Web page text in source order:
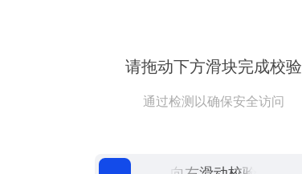
请拖动下方滑块完成校验
通过检测以确保安全访问